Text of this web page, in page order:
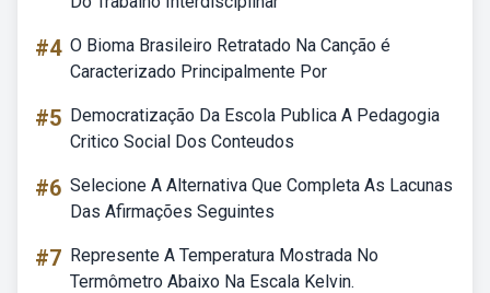
#4 O Bioma Brasileiro Retratado Na Canção é
Caracterizado Principalmente Por
#5 Democratização Da Escola Publica A Pedagogia
Critico Social Dos Conteudos
#6 Selecione A Alternativa Que Completa As Lacunas
Das Afirmações Seguintes
#7 Represente A Temperatura Mostrada No
Termômetro Abaixo Na Escala Kelvin.